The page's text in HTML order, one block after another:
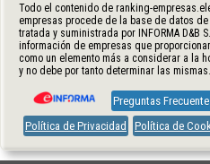
Todo el contenido de ranking-
empresas procede de la base de datos de
tratada y suministrada por INFORMA D&B
información de empresas que
como un elemento más a considerar a la
y no debe por tanto determinar las mismas.
Preguntas
Política de Privacidad
Política de